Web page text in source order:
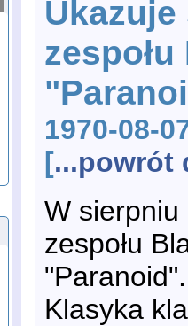
1970-08-
[...powrót
W sierpniu
zespołu
"Paranoid".
Klasyka